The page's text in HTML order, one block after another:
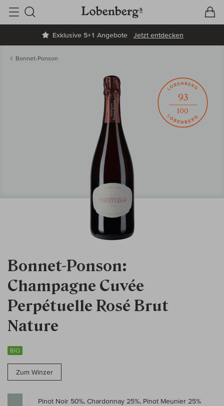
Exklusive 5+1 Angebote Jetzt entdecken
Suche
Bonnet-Ponson
Bonnet-Ponson:
Champagne Cuvée
Perpétuelle Rosé Brut
Nature
BIO
Zum Winzer
93
100
Pinot Noir 50%, Chardonnay 25%, Pinot Meunier 25%